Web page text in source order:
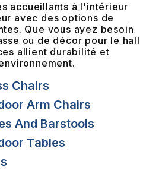
accueillants à l'intérieur
avec des options de
Que vous ayez besoin
ou de décor pour le hall
allient durabilité et
Chairs
Arm Chairs
And Barstools
Tables